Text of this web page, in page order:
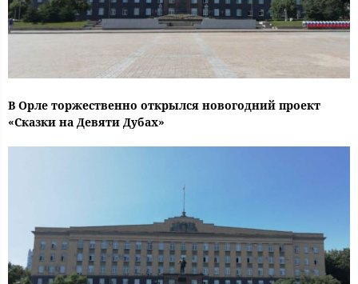
В Орле торжественно открылся новогодний проект
«Сказки на Девяти Дубах»